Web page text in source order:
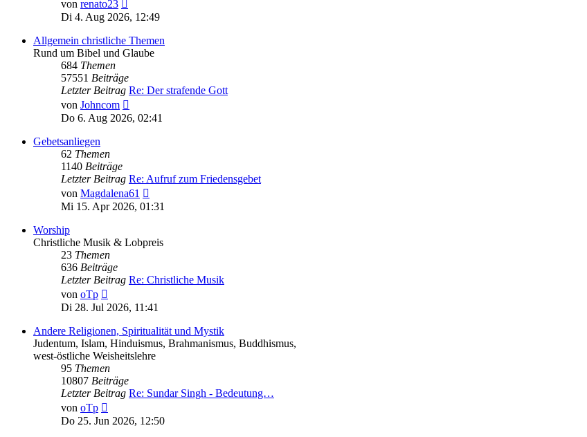
von renato23
Beitrag
Di 4. Aug 2026, 12:49
Allgemein christliche Themen
Rund um Bibel und Glaube
684 Themen
57551 Beiträge
Letzter Beitrag Re: Der strafende Gott
von Johncom
Beitrag
Do 6. Aug 2026, 02:41
Gebetsanliegen
62 Themen
1140 Beiträge
Letzter Beitrag Re: Aufruf zum Friedensgebet
von Magdalena61
Beitrag
Mi 15. Apr 2026, 01:31
Worship
Christliche Musik & Lobpreis
23 Themen
636 Beiträge
Letzter Beitrag Re: Christliche Musik
von oTp
Beitrag
Di 28. Jul 2026, 11:41
Andere Religionen, Spiritualität und Mystik
Judentum, Islam, Hinduismus, Brahmanismus, Buddhismus,
west-östliche Weisheitslehre
95 Themen
10807 Beiträge
Letzter Beitrag Re: Sundar Singh - Bedeutung…
von oTp
Beitrag
Do 25. Jun 2026, 12:50